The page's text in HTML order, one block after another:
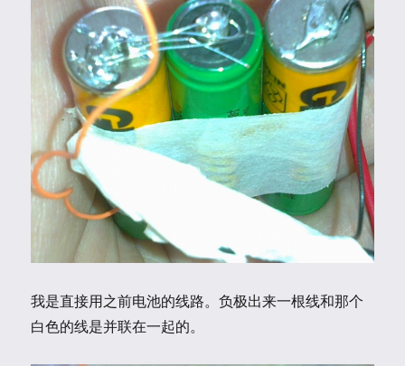
我是直接用之前电池的线路。负极出来一根线和那个
白色的线是并联在一起的。